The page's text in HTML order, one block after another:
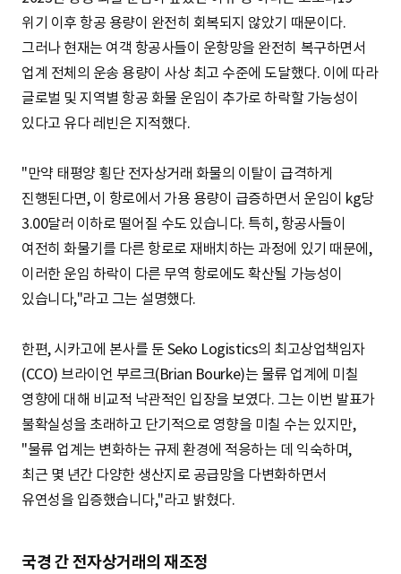
위기 이후 항공 용량이 완전히 회복되지 않았기 때문이다.
그러나 현재는 여객 항공사들이 운항망을 완전히 복구하면서
업계 전체의 운송 용량이 사상 최고 수준에 도달했다. 이에 따라
글로벌 및 지역별 항공 화물 운임이 추가로 하락할 가능성이
있다고 유다 레빈은 지적했다.
"만약 태평양 횡단 전자상거래 화물의 이탈이 급격하게
진행된다면, 이 항로에서 가용 용량이 급증하면서 운임이 kg당
3.00달러 이하로 떨어질 수도 있습니다. 특히, 항공사들이
여전히 화물기를 다른 항로로 재배치하는 과정에 있기 때문에,
이러한 운임 하락이 다른 무역 항로에도 확산될 가능성이
있습니다,"라고 그는 설명했다.
한편, 시카고에 본사를 둔 Seko Logistics의 최고상업책임자
(CCO) 브라이언 부르크(Brian Bourke)는 물류 업계에 미칠
영향에 대해 비교적 낙관적인 입장을 보였다. 그는 이번 발표가
불확실성을 초래하고 단기적으로 영향을 미칠 수는 있지만,
"물류 업계는 변화하는 규제 환경에 적응하는 데 익숙하며,
최근 몇 년간 다양한 생산지로 공급망을 다변화하면서
유연성을 입증했습니다,"라고 밝혔다.
국경 간 전자상거래의 재조정